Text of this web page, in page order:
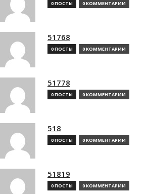
0 ПОСТЫ 0 КОММЕНТАРИИ
51768
0 ПОСТЫ 0 КОММЕНТАРИИ
51778
0 ПОСТЫ 0 КОММЕНТАРИИ
518
0 ПОСТЫ 0 КОММЕНТАРИИ
51819
0 ПОСТЫ 0 КОММЕНТАРИИ